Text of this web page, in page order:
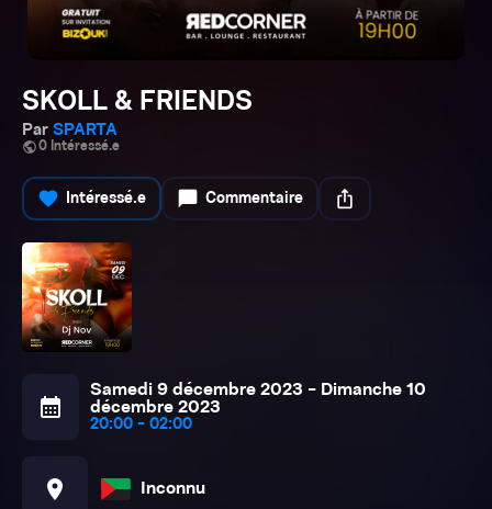
SKOLL & FRIENDS
Par SPARTA
public0 Intéressé.e
favorite Intéressé.e chat_bubble Commentaire ios_share
calendar_month
Samedi 9 décembre 2023 - Dimanche 10
décembre 2023
20:00 - 02:00
location_on Inconnu